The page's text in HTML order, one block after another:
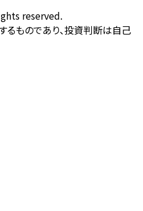
reserved.
るものであり、投資判断は自己